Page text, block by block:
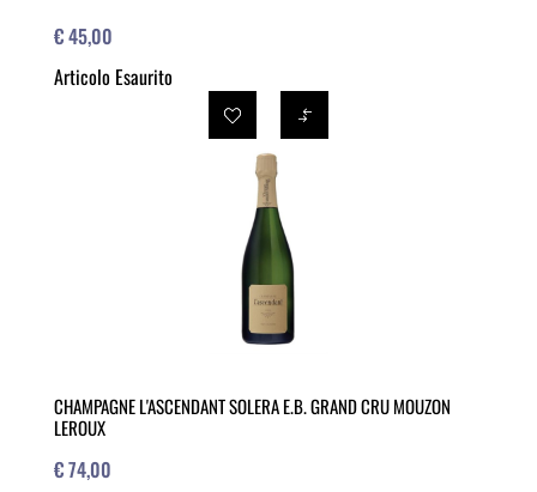
€ 45,00
Articolo Esaurito
CHAMPAGNE L'ASCENDANT SOLERA E.B. GRAND CRU MOUZON
LEROUX
€ 74,00